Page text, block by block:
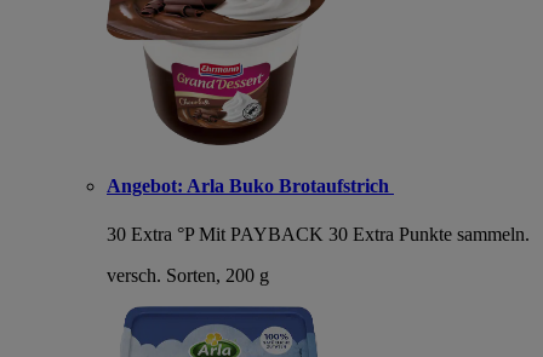
Angebot: Arla Buko Brotaufstrich
30 Extra °P Mit PAYBACK 30 Extra Punkte sammeln.
versch. Sorten, 200 g